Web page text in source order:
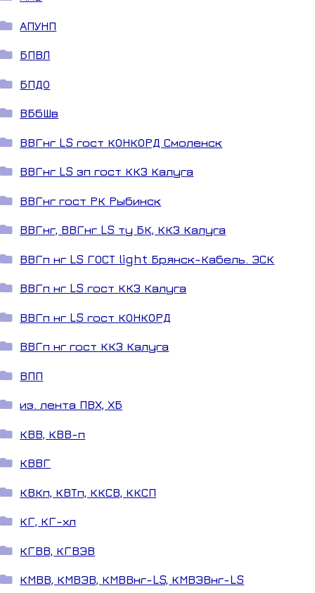
АПУНП
БПВЛ
БПДО
ВБбШв
ВВГнг LS гост КОНКОРД Смоленск
ВВГнг LS зп гост ККЗ Калуга
ВВГнг гост РК Рыбинск
ВВГнг, ВВГнг LS ту БК, ККЗ Калуга
ВВГп нг LS ГОСТ light Брянск-Кабель. ЭСК
ВВГп нг LS гост ККЗ Калуга
ВВГп нг LS гост КОНКОРД
ВВГп нг гост ККЗ Калуга
ВПП
из. лента ПВХ, ХБ
КВВ, КВВ-п
КВВГ
КВКп, КВТп, ККСВ, ККСП
КГ, КГ-хл
КГВВ, КГВЭВ
КМВВ, КМВЭВ, КМВВнг-LS, КМВЭВнг-LS